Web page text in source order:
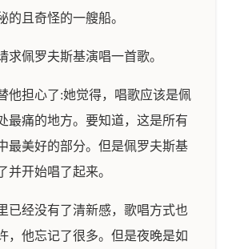
的且奇怪的一艘船。
求佩罗夫斯基演唱一首歌。
他担心了:她觉得，唱歌应该是佩
最痛的地方。要知道，这是所有
最美好的部分。但是佩罗夫斯基
并开始唱了起来。
已经没有了清新感，歌唱方式也
，他忘记了很多。但是夜晚是如